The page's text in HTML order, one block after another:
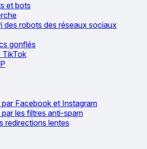
et bots
des robots des réseaux sociaux
gonflés
TikTok
par Facebook et Instagram
les filtres anti-spam
redirections lentes